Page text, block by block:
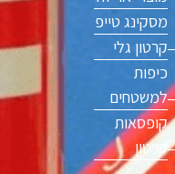
מסקינג טייפ
קרטון גלי
כיפות
למשטחים
קופסאות
קרטון